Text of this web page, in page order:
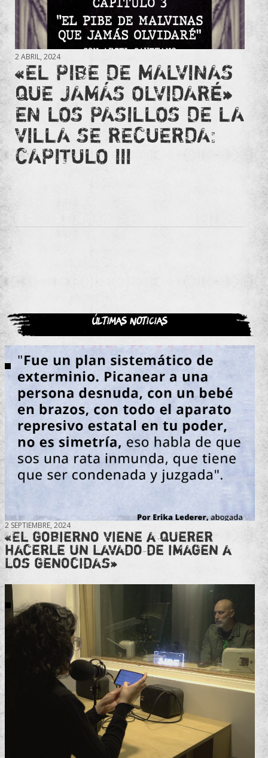
2 ABRIL, 2024
«EL PIBE DE MALVINAS
QUE JAMÁS OLVIDARÉ»
EN LOS PASILLOS DE LA
VILLA SE RECUERDA:
CAPITULO III
Últimas noticias
2 SEPTIEMBRE, 2024
«El gobierno viene a querer
hacerle un lavado de imagen a
los genocidas»